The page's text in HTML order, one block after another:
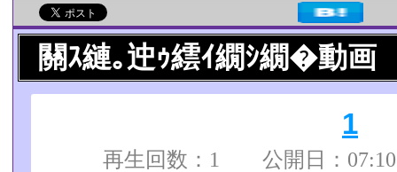
關ｽ縺｡迚ｩ繧ｲ繝ｼ繝�動画
1
再生回数：1 公開日：